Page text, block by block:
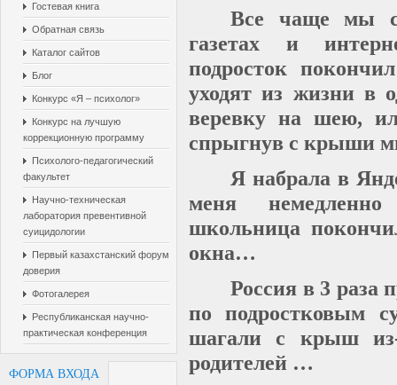
Гостевая книга
Обратная связь
Каталог сайтов
Блог
Конкурс «Я – психолог»
Конкурс на лучшую
коррекционную программу
Психолого-педагогический
факультет
Научно-техническая
лаборатория превентивной
суицидологии
Первый казахстанский форум
доверия
Фотогалерея
Республиканская научно-
практическая конференция
ФОРМА ВХОДА
Все чаще мы
газетах и
подросток
уходят из жизни в
веревку на шею,
спрыгнув с крыши
Я набрала в
меня немедленно
школьница
окна…
Россия в 3 раза
по подростковым
шагали с крыш
родителей …